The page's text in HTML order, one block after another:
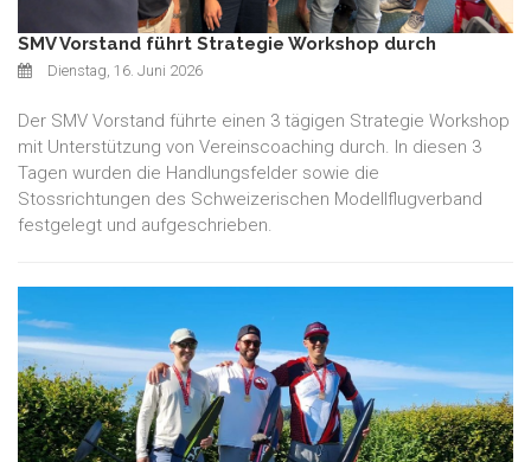
SMV Vorstand führt Strategie Workshop durch
Dienstag, 16. Juni 2026
Der SMV Vorstand führte einen 3 tägigen Strategie Workshop
mit Unterstützung von Vereinscoaching durch. In diesen 3
Tagen wurden die Handlungsfelder sowie die
Stossrichtungen des Schweizerischen Modellflugverband
festgelegt und aufgeschrieben.